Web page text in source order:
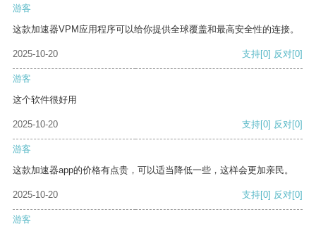
游客
这款加速器VPM应用程序可以给你提供全球覆盖和最高安全性的连接。
2025-10-20 支持[0] 反对[0]
游客
这个软件很好用
2025-10-20 支持[0] 反对[0]
游客
这款加速器app的价格有点贵，可以适当降低一些，这样会更加亲民。
2025-10-20 支持[0] 反对[0]
游客